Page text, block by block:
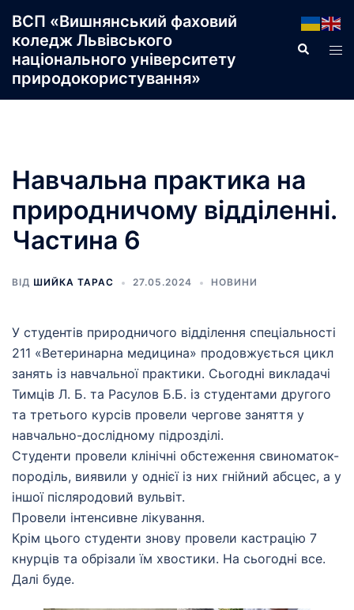
до
вмісту
ВСП «Вишнянський фаховий
коледж Львівського
національного університету
природокористування»
Пошук
Навчальна практика на
природничому відділенні.
Частина 6
ВІД ШИЙКА ТАРАС 27.05.2024 НОВИНИ
У студентів природничого відділення спеціальності
211 «Ветеринарна медицина» продовжується цикл
занять із навчальної практики. Сьогодні викладачі
Тимців Л. Б. та Расулов Б.Б. із студентами другого
та третього курсів провели чергове заняття у
навчально-дослідному підрозділі.
Студенти провели клінічні обстеження свиноматок-
породіль, виявили у однієї із них гнійний абсцес, а у
іншої післяродовий вульвіт.
Провели інтенсивне лікування.
Крім цього студенти знову провели кастрацію 7
кнурців та обрізали їм хвостики. На сьогодні все.
Далі буде.